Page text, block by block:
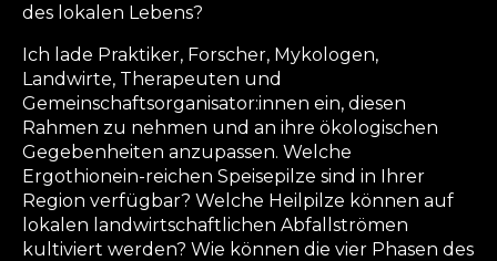
des lokalen Lebens?
Ich lade Praktiker, Forscher, Mykologen,
Landwirte, Therapeuten und
Gemeinschaftsorganisator:innen ein, diesen
Rahmen zu nehmen und an ihre ökologischen
Gegebenheiten anzupassen. Welche
Ergothionein-reichen Speisepilze sind in Ihrer
Region verfügbar? Welche Heilpilze können auf
lokalen landwirtschaftlichen Abfallströmen
kultiviert werden? Wie können die vier Phasen des